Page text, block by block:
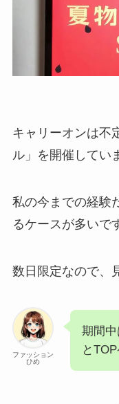
キャリーオンは不
ル」を開催してい
私の今までの経験
るケースが多いで
数日限定なので、
ファッション
ひめ
期間
と